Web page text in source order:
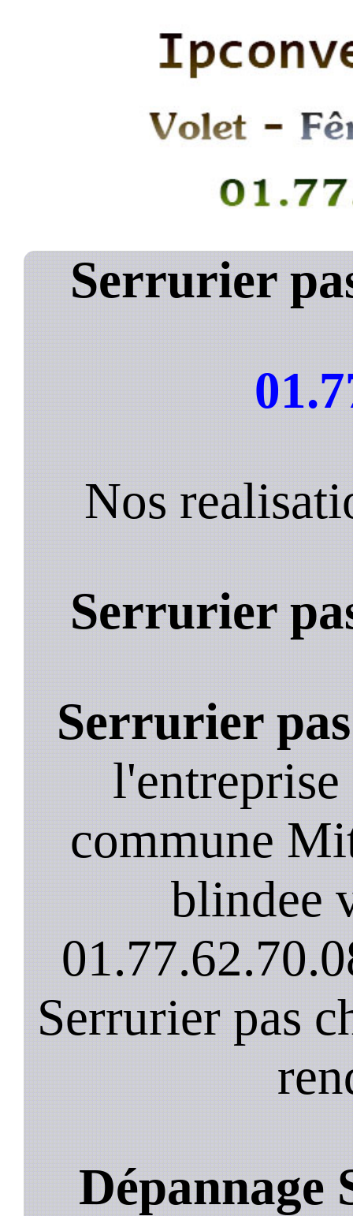
Serrurier
Nos
Serrurier
Serrurier
commune
blindee
Serrurier pas
Dépannage